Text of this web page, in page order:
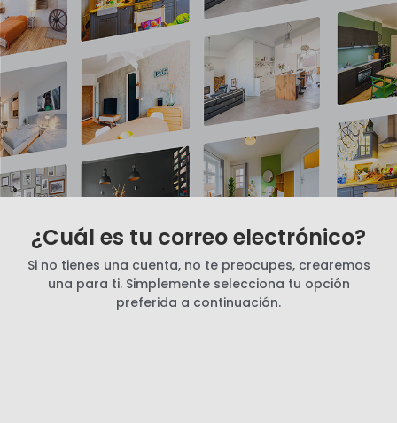
¿Cuál es tu correo electrónico?
Si no tienes una cuenta, no te preocupes, crearemos
una para ti. Simplemente selecciona tu opción
preferida a continuación.